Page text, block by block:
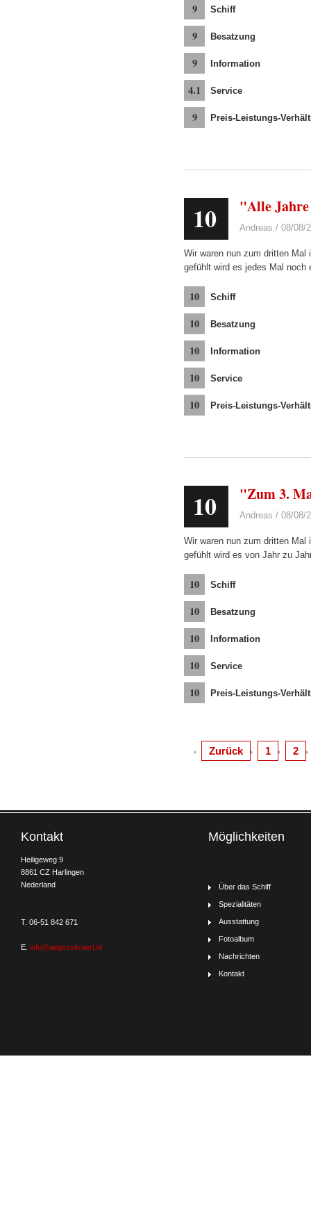
9 Schiff
9 Besatzung
9 Information
4.1 Service
9 Preis-Leistungs-
10 "Alle
Andreas / 08/08/
Wir waren nun zum dritten Mal
gefühlt wird es jedes Mal
10 Schiff
10 Besatzung
10 Information
10 Service
10 Preis-Leistungs-
10 "Zum 3.
Andreas / 08/08/
Wir waren nun zum dritten Mal
gefühlt wird es von Jahr zu
10 Schiff
10 Besatzung
10 Information
10 Service
10 Preis-Leistungs-
Zurück 1 2
Kontakt
Heiligeweg 9
8861 CZ Harlingen
Nederland
T. 06-51 842 671
E. info@aegirzeilvaert.nl
Möglichkeiten
Über das Schiff
Spezialitäten
Ausstattung
Fotoalbum
Nachrichten
Kontakt